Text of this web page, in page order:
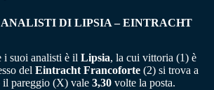
DI LIPSIA – EINTRACHT
i suoi analisti è il Lipsia, la cui vittoria (1) è
del Eintracht Francoforte (2) si trova a
il pareggio (X) vale 3,30 volte la posta.